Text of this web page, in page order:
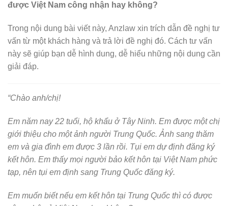
được Việt Nam công nhận hay không?
Trong nội dung bài viết này, Anzlaw xin trích dẫn đề nghị tư
vấn từ một khách hàng và trả lời đề nghị đó. Cách tư vấn
này sẽ giúp bạn dễ hình dung, dễ hiểu những nội dung cần
giải đáp.
“Chào anh/chị!
Em năm nay 22 tuổi, hộ khẩu ở Tây Ninh. Em được một chị
giới thiệu cho một ảnh người Trung Quốc. Ảnh sang thăm
em và gia đình em được 3 lần rồi. Tụi em dự định đăng ký
kết hôn. Em thấy mọi người bảo kết hôn tại Việt Nam phức
tạp, nên tụi em định sang Trung Quốc đăng ký.
Em muốn biết nếu em kết hôn tại Trung Quốc thì có được